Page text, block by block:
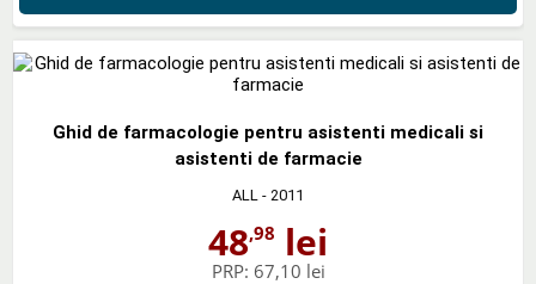
Ghid de farmacologie pentru asistenti medicali si
asistenti de farmacie
ALL - 2011
48,98 lei
PRP: 67,10 lei